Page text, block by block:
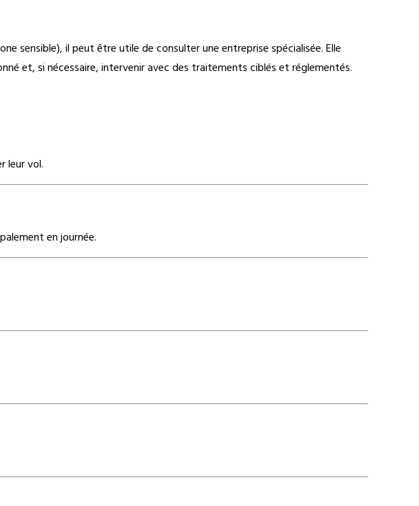
sensible), il peut être utile de consulter une entreprise spécialisée. Elle
et, si nécessaire, intervenir avec des traitements ciblés et réglementés.
leur vol.
en journée.